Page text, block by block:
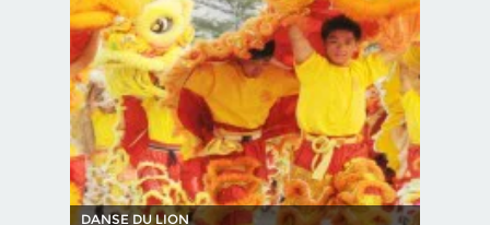
DANSE DU LION